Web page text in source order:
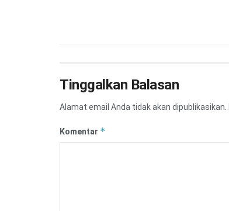
Tinggalkan Balasan
Alamat email Anda tidak akan dipublikasikan.
Komentar *